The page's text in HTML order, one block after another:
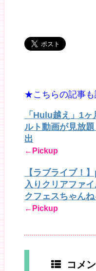
★こちらの記事
「Hulu越え」1
ルト動画が見放
出
←Pickup
【ラブライブ！
入りクリアファ
クフェスちゃんね
←Pickup
コメ